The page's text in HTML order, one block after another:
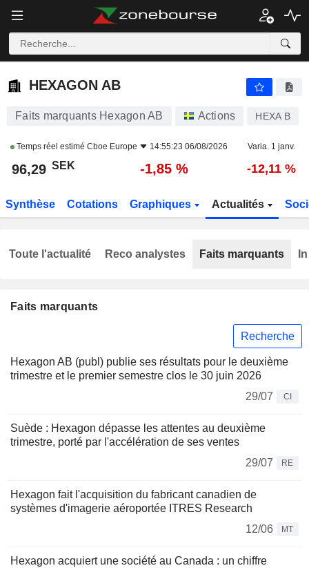
HEXAGON AB
HEXAGON AB
Faits marquants Hexagon AB Actions HEXA B
Temps réel estimé Cboe Europe 14:55:23 06/08/2026 Varia. 1 janv.
96,29 SEK -1,85 % -12,11 %
Synthèse Cotations Graphiques Actualités
Faits marquants
Recherche
Hexagon AB (publ) publie ses résultats pour le deuxième
trimestre et le premier semestre clos le 30 juin 2026
29/07
CI
Suède : Hexagon dépasse les attentes au deuxième
trimestre, porté par l'accélération de ses ventes
29/07
RE
Hexagon fait l'acquisition du fabricant canadien de
systèmes d'imagerie aéroportée ITRES Research
12/06
MT
Hexagon acquiert une société au Canada : un chiffre
Toute l'actualité Reco analystes Faits marquants